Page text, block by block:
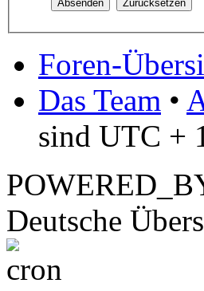
Foren-
Das Team •
sind UTC +
Deutsche